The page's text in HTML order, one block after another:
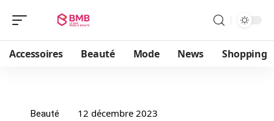
Accessoires Beauté Mode News Shopping
Beauté 12 décembre 2023